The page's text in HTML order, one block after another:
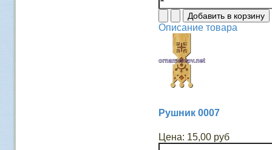
Описание товара
Рушник 0007
Цена: 15,00 руб